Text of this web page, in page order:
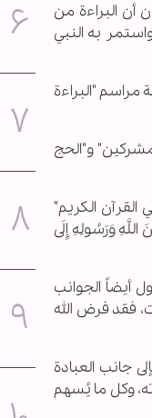
أن البراءة من
به النبي
مراسم "البراءة
و"الحج
الكريم"
وَرَسُولِهِ إِلَى
أيضاً الجوانب
فقد فرض الله
جانب العبادة
وكل ما يُسهم